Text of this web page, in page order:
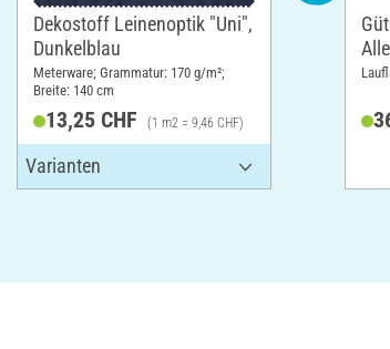
Dekostoff Leinenoptik "Uni",
Dunkelblau
Meterware; Grammatur: 170 g/m²;
Breite: 140 cm
13,25 CHF (1 m2 = 9,46 CHF)